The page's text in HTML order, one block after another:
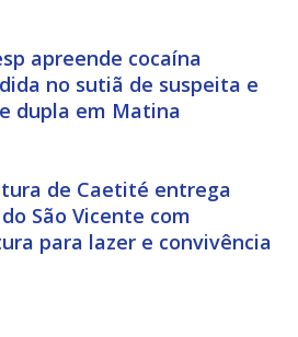
apreende cocaína
no sutiã de suspeita e
dupla em Matina
de Caetité entrega
São Vicente com
para lazer e convivência